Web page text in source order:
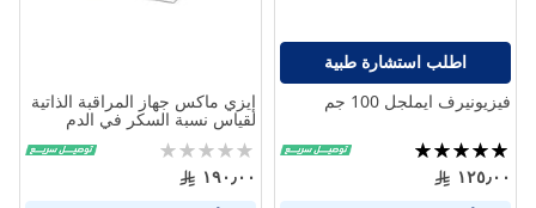
اطلب استشارة طبية
فيزيونيرف ايملجل 100 جم
تقييم:
100%
١٢٥٫٠٠
إيزي ماكس جهاز المراقبة الذاتية
لقياس نسبة السكر في الدم
Rating:
١٩٠٫٠٠